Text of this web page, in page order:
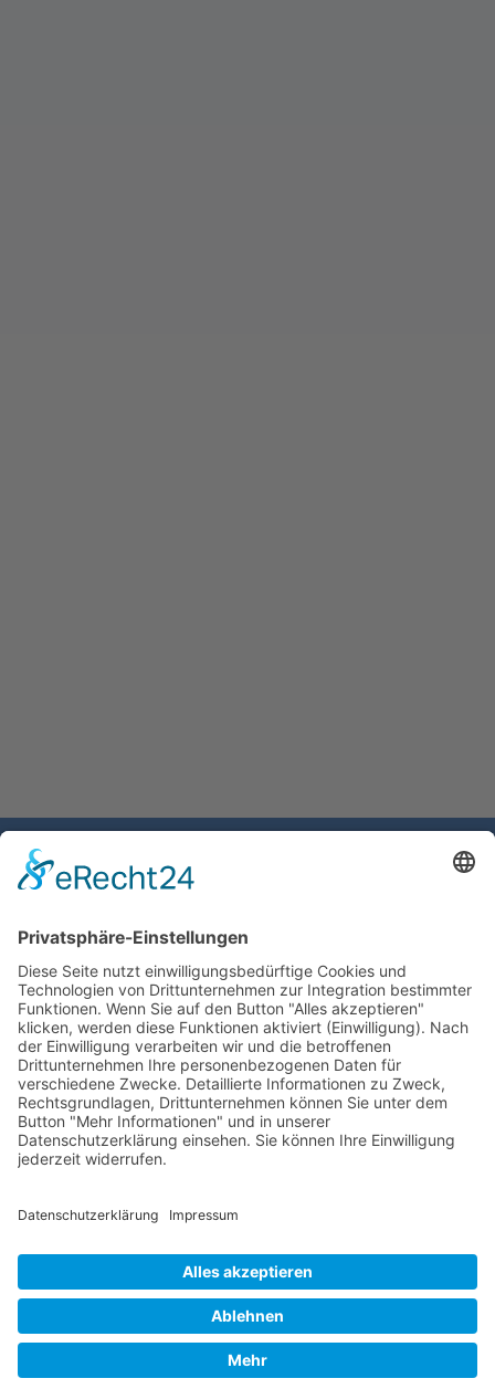
Gemeinde Schaan
9494 Schaan
Tel +423 / 237 72 00
Email schreiben
Impressum
Datenschutzerklärung
Nutzungsbedingungen Chatbot
Barrierefreiheit
Öffnungszeiten Rathaus
Montag bis Donnerstag:
08:00 – 11:30 und 13:30 – 17:00 Uhr
(vor Feiertagen bis 16:00 Uhr)
Freitag:
08:00 – 11:30 Uhr